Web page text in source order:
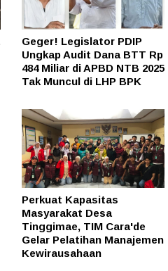
Geger! Legislator PDIP
Ungkap Audit Dana BTT Rp
484 Miliar di APBD NTB 2025
Tak Muncul di LHP BPK
Perkuat Kapasitas
Masyarakat Desa
Tinggimae, TIM Cara'de
Gelar Pelatihan Manajemen
Kewirausahaan